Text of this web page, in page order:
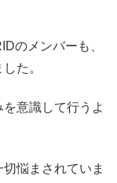
のメンバーも、
た。
意識して行うよ
悩まされていま